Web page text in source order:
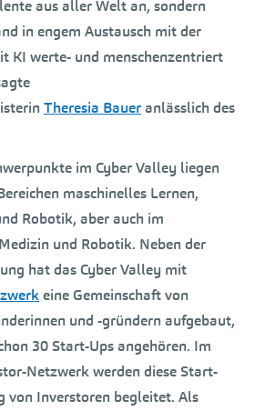
aus aller Welt an, sondern
in engem Austausch mit der
KI werte- und menschenzentriert
Theresia Baueranlässlich des
im Cyber Valley liegen
maschinelles Lernen,
Robotik, aber auch im
und Robotik. Neben der
hat das Cyber Valley mit
eine Gemeinschaft von
und -gründern aufgebaut,
30 Start-Ups angehören. Im
Netzwerk werden diese Start-
von Inverstoren begleitet. Als